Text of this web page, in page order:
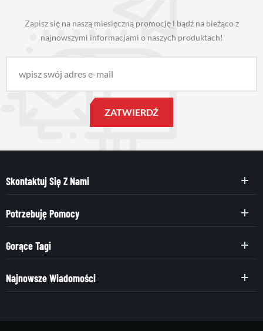
Zapisz się na naszą miesięczną promocję i bądź na bieżąco z
najnowszymi informacjami o naszych produktach!
Skontaktuj Się Z Nami
Potrzebuję Pomocy
Gorące Tagi
Najnowsze Wiadomości